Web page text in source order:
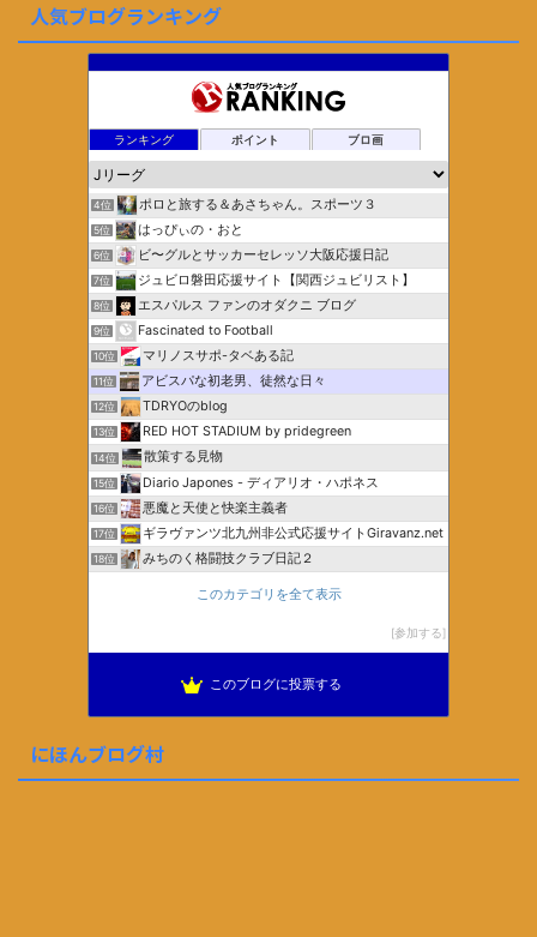
人気ブログランキング
ランキング ポイント ブロ画
4位 ポロと旅する＆あさちゃん。スポーツ３
5位 はっぴぃの・おと
6位 ビ〜グルとサッカーセレッソ大阪応援日記
7位 ジュビロ磐田応援サイト【関西ジュビリスト】
8位 エスパルス ファンのオダクニ ブログ
9位 Fascinated to Football
10位 マリノスサポ-タベある記
11位 アビスパな初老男、徒然な日々
12位 TDRYOのblog
13位 RED HOT STADIUM by pridegreen
14位 散策する見物
15位 Diario Japones - ディアリオ・ハポネス
16位 悪魔と天使と快楽主義者
17位 ギラヴァンツ北九州非公式応援サイトGiravanz.net
18位 みちのく格闘技クラブ日記２
このカテゴリを全て表示
参加する
このブログに投票する
にほんブログ村